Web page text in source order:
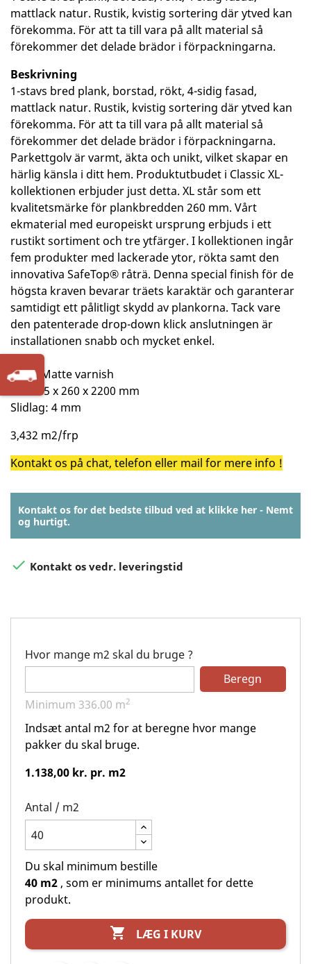
mattlack natur. Rustik, kvistig sortering där ytved kan
förekomma. För att ta till vara på allt material så
förekommer det delade brädor i förpackningarna.
Beskrivning
1-stavs bred plank, borstad, rökt, 4-sidig fasad,
mattlack natur. Rustik, kvistig sortering där ytved kan
förekomma. För att ta till vara på allt material så
förekommer det delade brädor i förpackningarna.
Parkettgolv är varmt, äkta och unikt, vilket skapar en
härlig känsla i ditt hem. Produktutbudet i Classic XL-
kollektionen erbjuder just detta. XL står som ett
kvalitetsmärke för plankbredden 260 mm. Vårt
ekmaterial med europeiskt ursprung erbjuds i ett
rustikt sortiment och tre ytfärger. I kollektionen ingår
fem produkter med lackerade ytor, rökta samt den
innovativa SafeTop® råträ. Denna special finish för de
högsta kraven bevarar träets karaktär och garanterar
samtidigt ett pålitligt skydd av plankorna. Tack vare
den patenterade drop-down klick anslutningen är
installationen snabb och mycket enkel.
Oak - Matte varnish
Dim. 15 x 260 x 2200 mm
Slidlag: 4 mm
3,432 m2/frp
Kontakt os på chat, telefon eller mail for mere info !
Kontakt os for det bedste tilbud ved at klikke her - Nemt
og hurtigt.
 Kontakt os vedr. leveringstid
Hvor mange m2 skal du bruge ?
Beregn
Minimum 336.00 m2
Indsæt antal m2 for at beregne hvor mange
pakker du skal bruge.
1.138,00 kr. pr. m2
Antal / m2
Du skal minimum bestille
40 m2 , som er minimums antallet for dette
produkt.
 LÆG I KURV